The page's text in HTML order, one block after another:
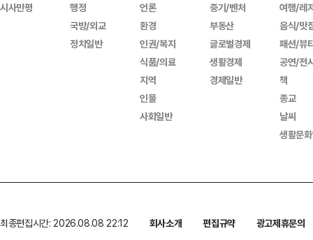
시사만평
행정
국방/외교
정치일반
언론
환경
인권/복지
식품/의료
지역
인물
사회일반
중기/벤처
부동산
글로벌경제
생활경제
경제일반
여행/레
음식/맛
패션/뷰
공연/전
책
종교
날씨
생활문
최종편집시간: 2026.08.08 22:12 회사소개 편집규약
광고제휴문의